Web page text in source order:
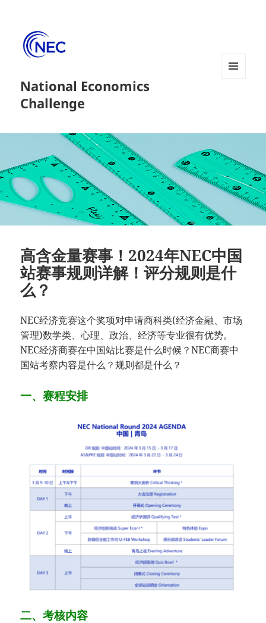
National Economics
Challenge
高含金量赛事！2024年NEC中国
站赛事规则详解！评分规则是什
么？
NEC经济竞赛这个奖项对申请商科类(经济金融、市场
管理)数学类、心理、政治、经济等专业很有优势。
NEC经济商赛在中国站比赛是什么时候？NEC商赛中
国站考察内容是什么？规则都是什么？
一、赛程安排
二、考核内容